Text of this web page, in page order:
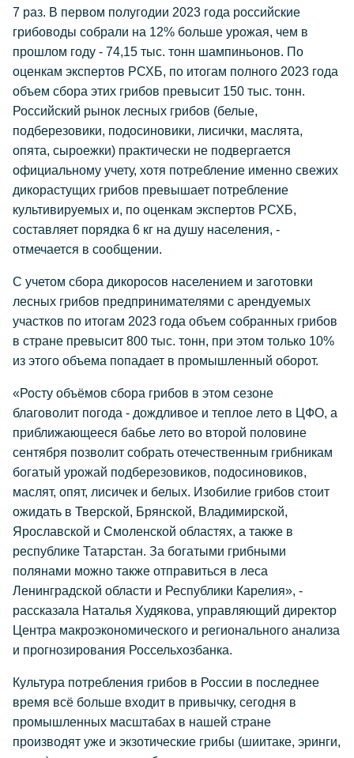
7 раз. В первом полугодии 2023 года российские
грибоводы собрали на 12% больше урожая, чем в
прошлом году - 74,15 тыс. тонн шампиньонов. По
оценкам экспертов РСХБ, по итогам полного 2023 года
объем сбора этих грибов превысит 150 тыс. тонн.
Российский рынок лесных грибов (белые,
подберезовики, подосиновики, лисички, маслята,
опята, сыроежки) практически не подвергается
официальному учету, хотя потребление именно свежих
дикорастущих грибов превышает потребление
культивируемых и, по оценкам экспертов РСХБ,
составляет порядка 6 кг на душу населения, -
отмечается в сообщении.
С учетом сбора дикоросов населением и заготовки
лесных грибов предпринимателями с арендуемых
участков по итогам 2023 года объем собранных грибов
в стране превысит 800 тыс. тонн, при этом только 10%
из этого объема попадает в промышленный оборот.
«Росту объёмов сбора грибов в этом сезоне
благоволит погода - дождливое и теплое лето в ЦФО, а
приближающееся бабье лето во второй половине
сентября позволит собрать отечественным грибникам
богатый урожай подберезовиков, подосиновиков,
маслят, опят, лисичек и белых. Изобилие грибов стоит
ожидать в Тверской, Брянской, Владимирской,
Ярославской и Смоленской областях, а также в
республике Татарстан. За богатыми грибными
полянами можно также отправиться в леса
Ленинградской области и Республики Карелия», -
рассказала Наталья Худякова, управляющий директор
Центра макроэкономического и регионального анализа
и прогнозирования Россельхозбанка.
Культура потребления грибов в России в последнее
время всё больше входит в привычку, сегодня в
промышленных масштабах в нашей стране
производят уже и экзотические грибы (шиитаке, эринги,